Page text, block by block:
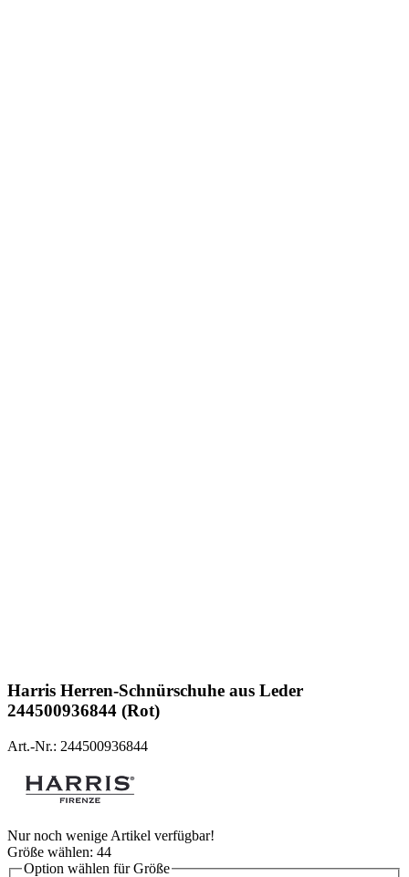
Harris Herren-Schnürschuhe aus Leder
244500936844 (Rot)
Art.-Nr.: 244500936844
Nur noch wenige Artikel verfügbar!
Größe wählen: 44
Option wählen für Größe